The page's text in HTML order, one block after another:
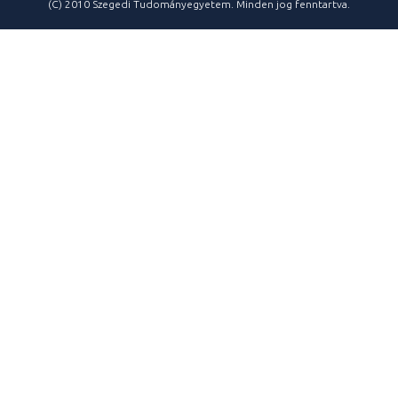
(C) 2010 Szegedi Tudományegyetem. Minden jog fenntartva.